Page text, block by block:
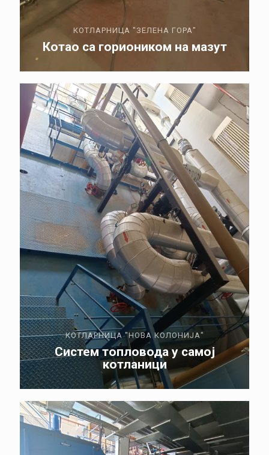
КОТЛАРНИЦА "ЗЕЛЕНА ГОРА"
Котао са гориоником на мазут
КОТЛАРНИЦА "НОВА КОЛОНИЈА"
Систем топловода у самој
котланици